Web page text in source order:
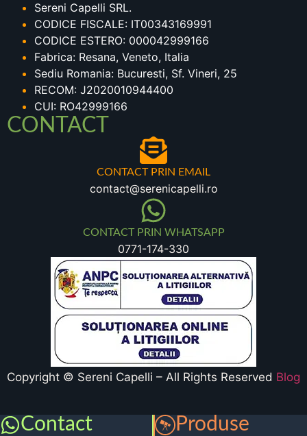
Sereni Capelli SRL.
CODICE FISCALE: IT00343169991
CODICE ESTERO: 000042999166
Fabrica: Resana, Veneto, Italia
Sediu Romania: Bucuresti, Sf. Vineri, 25
RECOM: J2020010944400
CUI: RO42999166
CONTACT
CONTACT PRIN EMAIL
contact@serenicapelli.ro
CONTACT PRIN WHATSAPP
0771-174-330
Copyright © Sereni Capelli – All Rights Reserved Blog
Contact Produse